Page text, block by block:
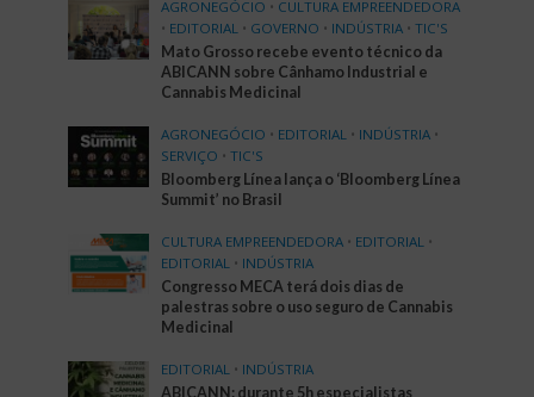
AGRONEGÓCIO • CULTURA EMPREENDEDORA
• EDITORIAL • GOVERNO • INDÚSTRIA • TIC'S
Mato Grosso recebe evento técnico da
ABICANN sobre Cânhamo Industrial e
Cannabis Medicinal
AGRONEGÓCIO • EDITORIAL • INDÚSTRIA •
SERVIÇO • TIC'S
Bloomberg Línea lança o ‘Bloomberg Línea
Summit’ no Brasil
CULTURA EMPREENDEDORA • EDITORIAL •
EDITORIAL • INDÚSTRIA
Congresso MECA terá dois dias de
palestras sobre o uso seguro de Cannabis
Medicinal
EDITORIAL • INDÚSTRIA
ABICANN: durante 5h especialistas